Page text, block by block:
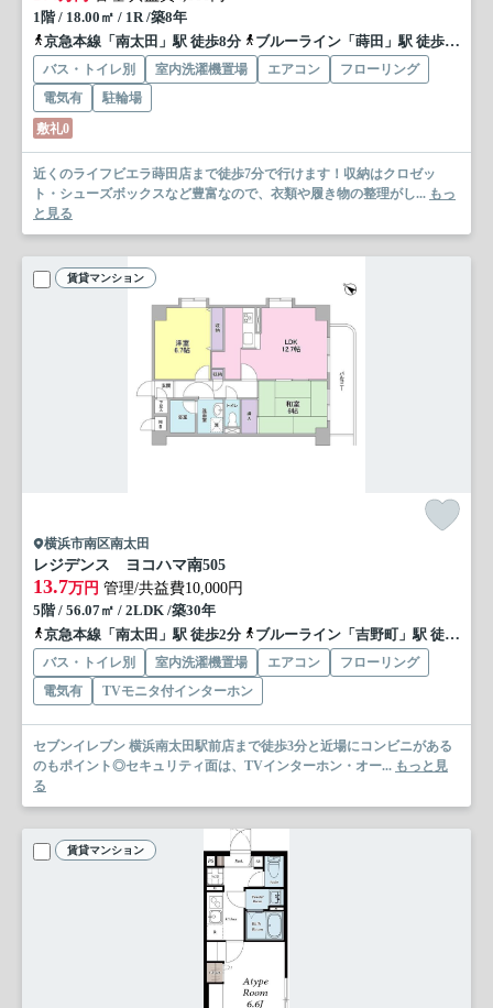
1階 / 18.00㎡ / 1R /築8年
京急本線「南太田」駅 徒歩8分
ブルーライン「蒔田」駅 徒歩9分
バス・トイレ別 室内洗濯機置場 エアコン
フローリング
電気有
駐輪場
敷礼0
近くのライフビエラ蒔田店まで徒歩7分で行けます！収納はクロゼッ
ト・シューズボックスなど豊富なので、衣類や履き物の整理がし... もっ
と見る
賃貸マンション
横浜市南区南太田
レジデンス ヨコハマ南505
13.7万円 管理/共益費10,000円
5階 / 56.07㎡ / 2LDK /築30年
京急本線「南太田」駅 徒歩2分
ブルーライン「吉野町」駅 徒歩8分
バス・トイレ別 室内洗濯機置場 エアコン
フローリング
電気有
TVモニタ付インターホン
セブンイレブン 横浜南太田駅前店まで徒歩3分と近場にコンビニがある
のもポイント◎セキュリティ面は、TVインターホン・オー... もっと見
る
賃貸マンション